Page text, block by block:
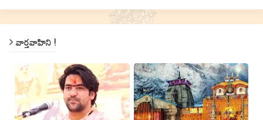
వార్తవాహిని !